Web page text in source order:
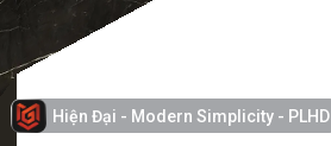
Hiện Đại - Modern Simplicity - PLHD